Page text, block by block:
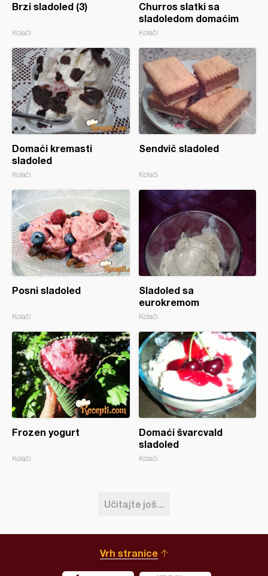
Brzi sladoled (3)
Kolači
Churros slatki sa
sladoledom domaćim
Kolači
Domaći kremasti
sladoled
Kolači
Sendvič sladoled
Kolači
Posni sladoled
Kolači
Sladoled sa
eurokremom
Kolači
Frozen yogurt
Kolači
Domaći švarcvald
sladoled
Kolači
Učitajte još...
Vrh stranice